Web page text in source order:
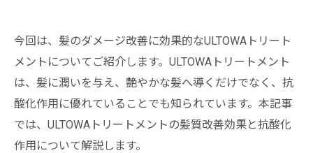
今回は、髪のダメージ改善に効果的なULTOWAトリート
メントについてご紹介します。ULTOWAトリートメント
は、髪に潤いを与え、艶やかな髪へ導くだけでなく、抗
酸化作用に優れていることでも知られています。本記事
では、ULTOWAトリートメントの髪質改善効果と抗酸化
作用について解説します。